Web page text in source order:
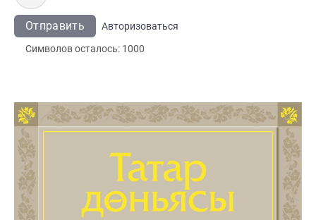
Отправить
Авторизоваться
Символов осталось: 1000